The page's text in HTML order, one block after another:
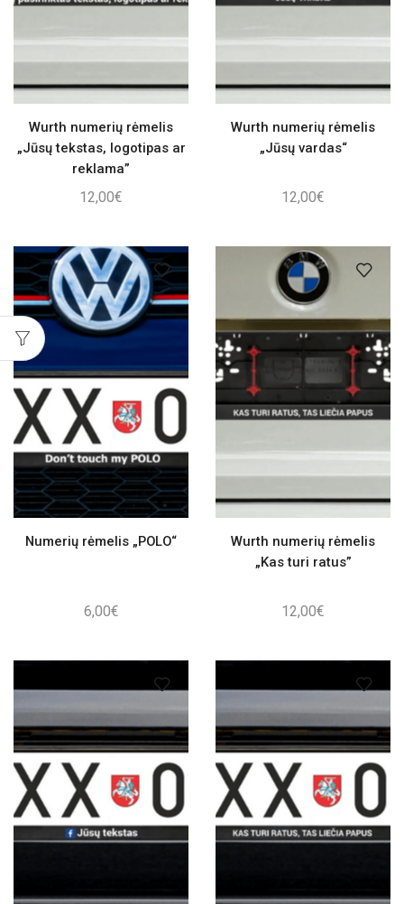
Wurth numerių rėmelis
„Jūsų tekstas, logotipas ar
reklama”
12,00€
Wurth numerių rėmelis
„Jūsų vardas“
12,00€
Numerių rėmelis „POLO“
6,00€
Wurth numerių rėmelis
„Kas turi ratus”
12,00€